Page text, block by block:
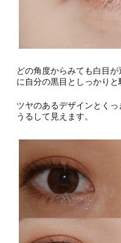
どの角度からみても白目
に自分の黒目としっかりと
ツヤのあるデザインとく
うるして見えます。